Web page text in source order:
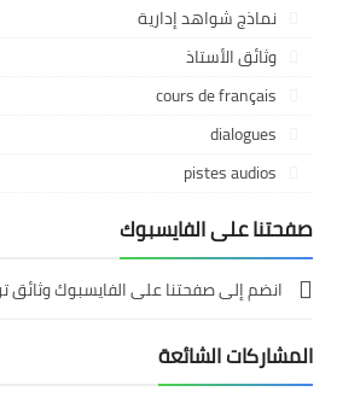
نماذج شواهد إدارية
وثائق الأستاذ
cours de français
dialogues
pistes audios
صفحتنا على الفايسبوك
انضم إلى صفحتنا على الفايسبوك وثائق
المشاركات الشائعة